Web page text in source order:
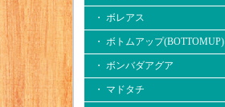
・ ボレアス
・ ボトムアップ(BOTTOMUP)
・ ボンバダアグア
・ マドタチ